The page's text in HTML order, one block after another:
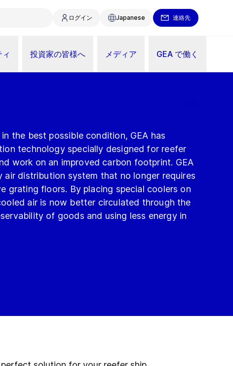
ログイン Japanese 連絡先
投資家の皆様へ メディア GEA で働く
the best possible condition, GEA has
technology specially designed for reefer
work on an improved carbon footprint. GEA
air distribution system that no longer requires
grating floors. By placing special coolers on
air is now better circulated through the
of goods and using less energy in